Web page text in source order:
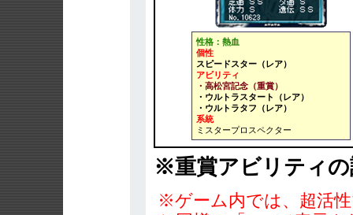
性格：熱血
個性
スピードスター（レア）
アビリティ
・高松宮記念（重賞）
・ウルトラスタート（レア）
・ウルトラタフ（レア）
系統
ミスタープロスペクター
※重賞アビリティ
※ゲーム内では、超活